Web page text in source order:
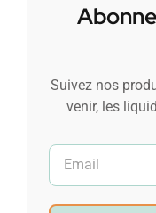
Suivez nos
venir, les